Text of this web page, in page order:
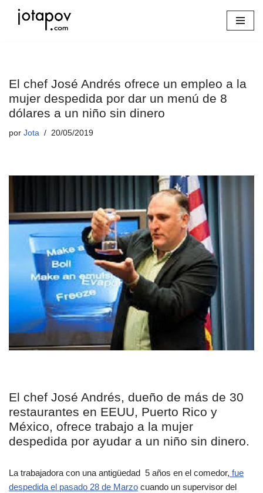
El chef José Andrés ofrece un empleo a la
mujer despedida por dar un menú de 8
dólares a un niño sin dinero
por Jota 20/05/2019
El chef José Andrés, dueño de más de 30
restaurantes en EEUU, Puerto Rico y
México, ofrece trabajo a la mujer
despedida por ayudar a un niño sin dinero.
La trabajadora con una antigüedad 5 años en el comedor, fue
despedida el pasado 28 de Marzo cuando un supervisor del